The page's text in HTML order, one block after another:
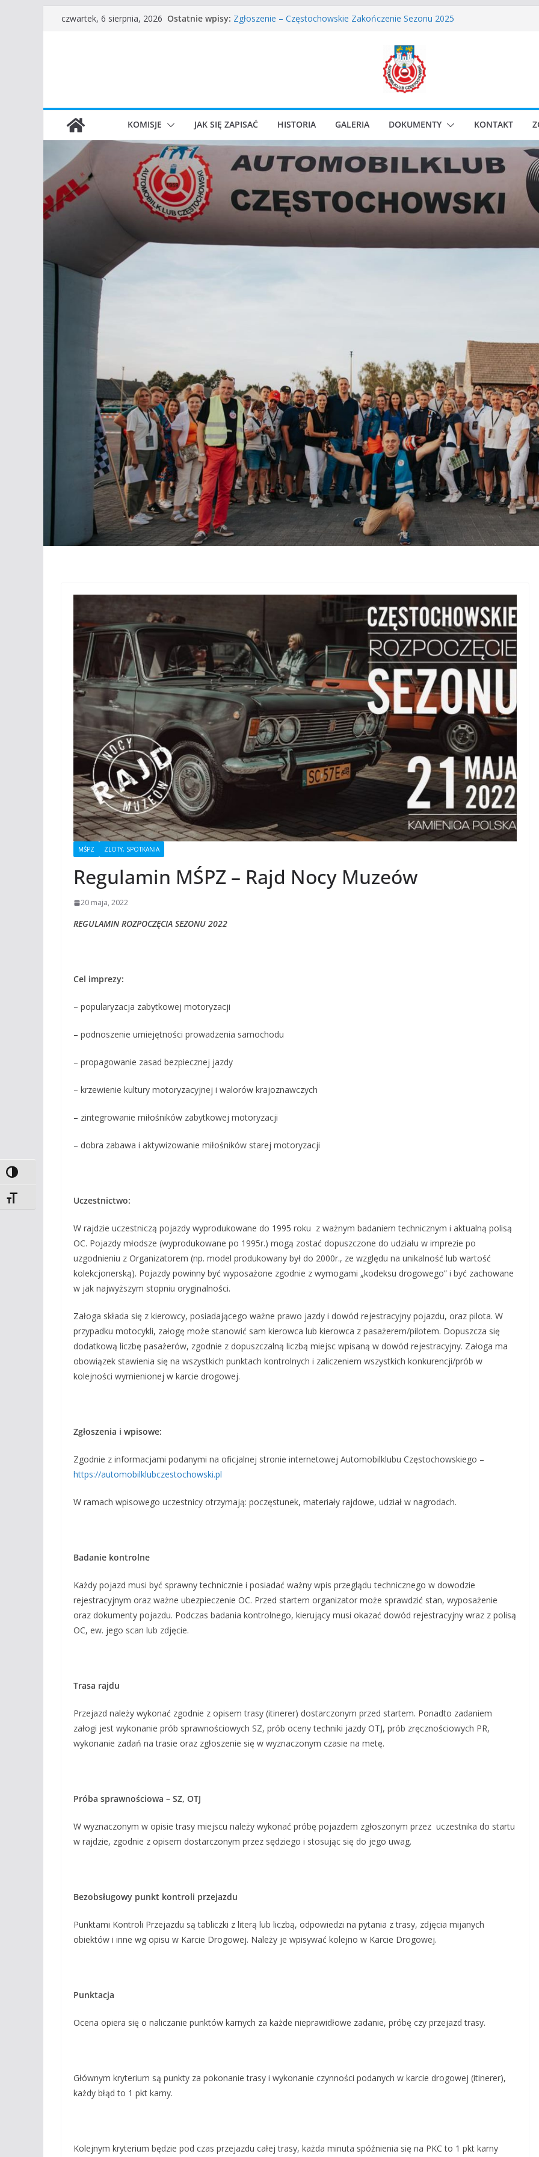
Toggle High Contrast
Toggle Font size
Przejdźczwartek, 6 sierpnia, 2026 Ostatnie wpisy: Częstochowskie Rozpoczęcie Sezonu 2026
I Gliwicki Classic Sprint o Puchar Prezydenta Miasta Gliwice
KOMISJE JAK SIĘ ZAPISAĆ HISTORIA GALERIA DOKUMENTY KONTAKT
MŚPZ ZLOTY, SPOTKANIA
Regulamin MŚPZ – Rajd Nocy Muzeów
20 maja, 2022
REGULAMIN ROZPOCZĘCIA SEZONU 2022
Cel imprezy:
– popularyzacja zabytkowej motoryzacji
– podnoszenie umiejętności prowadzenia samochodu
– propagowanie zasad bezpiecznej jazdy
– krzewienie kultury motoryzacyjnej i walorów krajoznawczych
– zintegrowanie miłośników zabytkowej motoryzacji
– dobra zabawa i aktywizowanie miłośników starej motoryzacji
Uczestnictwo:
W rajdzie uczestniczą pojazdy wyprodukowane do 1995 roku z ważnym badaniem technicznym i aktualną polisą
OC. Pojazdy młodsze (wyprodukowane po 1995r.) mogą zostać dopuszczone do udziału w imprezie po
uzgodnieniu z Organizatorem (np. model produkowany był do 2000r., ze względu na unikalność lub wartość
kolekcjonerską). Pojazdy powinny być wyposażone zgodnie z wymogami „kodeksu drogowego” i być zachowane
w jak najwyższym stopniu oryginalności.
Załoga składa się z kierowcy, posiadającego ważne prawo jazdy i dowód rejestracyjny pojazdu, oraz pilota. W
przypadku motocykli, załogę może stanowić sam kierowca lub kierowca z pasażerem/pilotem. Dopuszcza się
dodatkową liczbę pasażerów, zgodnie z dopuszczalną liczbą miejsc wpisaną w dowód rejestracyjny. Załoga ma
obowiązek stawienia się na wszystkich punktach kontrolnych i zaliczeniem wszystkich konkurencji/prób w
kolejności wymienionej w karcie drogowej.
Zgłoszenia i wpisowe:
Zgodnie z informacjami podanymi na oficjalnej stronie internetowej Automobilklubu Częstochowskiego –
https://automobilklubczestochowski.pl
W ramach wpisowego uczestnicy otrzymają: poczęstunek, materiały rajdowe, udział w nagrodach.
Badanie kontrolne
Każdy pojazd musi być sprawny technicznie i posiadać ważny wpis przeglądu technicznego w dowodzie
rejestracyjnym oraz ważne ubezpieczenie OC. Przed startem organizator może sprawdzić stan, wyposażenie
oraz dokumenty pojazdu. Podczas badania kontrolnego, kierujący musi okazać dowód rejestracyjny wraz z polisą
OC, ew. jego scan lub zdjęcie.
Trasa rajdu
Przejazd należy wykonać zgodnie z opisem trasy (itinerer) dostarczonym przed startem. Ponadto zadaniem
załogi jest wykonanie prób sprawnościowych SZ, prób oceny techniki jazdy OTJ, prób zręcznościowych PR,
wykonanie zadań na trasie oraz zgłoszenie się w wyznaczonym czasie na metę.
Próba sprawnościowa – SZ, OTJ
W wyznaczonym w opisie trasy miejscu należy wykonać próbę pojazdem zgłoszonym przez uczestnika do startu
w rajdzie, zgodnie z opisem dostarczonym przez sędziego i stosując się do jego uwag.
Bezobsługowy punkt kontroli przejazdu
Punktami Kontroli Przejazdu są tabliczki z literą lub liczbą, odpowiedzi na pytania z trasy, zdjęcia mijanych
obiektów i inne wg opisu w Karcie Drogowej. Należy je wpisywać kolejno w Karcie Drogowej.
Punktacja
Ocena opiera się o naliczanie punktów karnych za każde nieprawidłowe zadanie, próbę czy przejazd trasy.
Głównym kryterium są punkty za pokonanie trasy i wykonanie czynności podanych w karcie drogowej (itinerer),
każdy błąd to 1 pkt karny.
Kolejnym kryterium będzie pod czas przejazdu całej trasy, każda minuta spóźnienia się na PKC to 1 pkt karny